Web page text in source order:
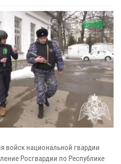
войск национальной гвардии
Росгвардии по Республике